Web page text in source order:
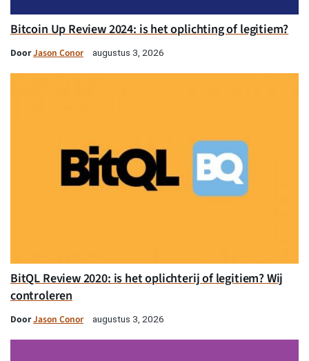
Bitcoin Up Review 2024: is het oplichting of legitiem?
DoorJason Conor augustus 3, 2026
BitQL Review 2020: is het oplichterij of legitiem? Wij
controleren
DoorJason Conor augustus 3, 2026